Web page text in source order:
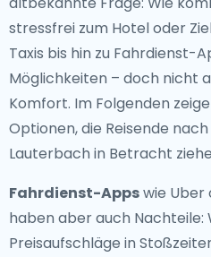
stressfrei zum Hotel oder
Taxis bis hin zu Fahrdienst-
Möglichkeiten – doch nicht
Komfort. Im Folgenden
Optionen, die Reisende
Lauterbach in Betracht
Fahrdienst-Appswie Uber
haben aber auch Nachteile:
Preisaufschläge in